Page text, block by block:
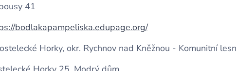
41
bodlakapampeliska.edupage.org/
Horky, okr. Rychnov nad Kněžnou - Komunitní